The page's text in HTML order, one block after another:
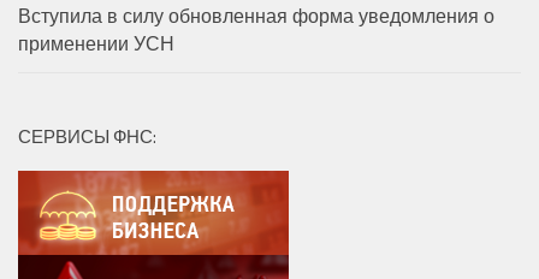
Вступила в силу обновленная форма уведомления о
применении УСН
СЕРВИСЫ ФНС: